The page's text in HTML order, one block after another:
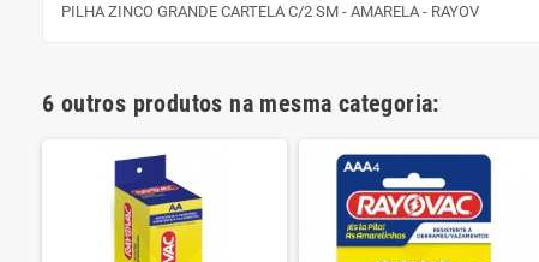
PILHA ZINCO GRANDE CARTELA C/2 SM - AMARELA - RAYOV
6 outros produtos na mesma categoria: